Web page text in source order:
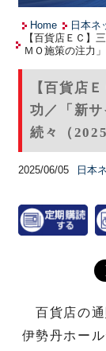
Home 日本ネ
【百貨店ＥＣ】
ＭＯ施策の注力
【百貨店
功／「新
続々（
2025/06/05 日本
百貨店の通
伊勢丹ホー